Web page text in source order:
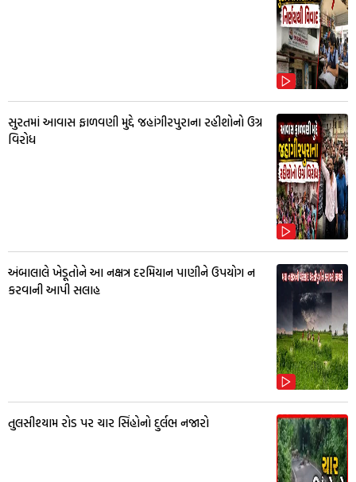
સુરતમાં આવાસ ફાળવણી મુદ્દે જહાંગીરપુરાના રહીશોનો ઉગ્ર
વિરોધ
અંબાલાલે ખેડૂતોને આ નક્ષત્ર દરમિયાન પાણીને ઉપયોગ ન
કરવાની આપી સલાહ
તુલસીશ્યામ રોડ પર ચાર સિંહોનો દુર્લભ નજારો